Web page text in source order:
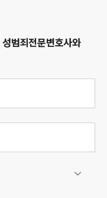
성범죄전문변호사와